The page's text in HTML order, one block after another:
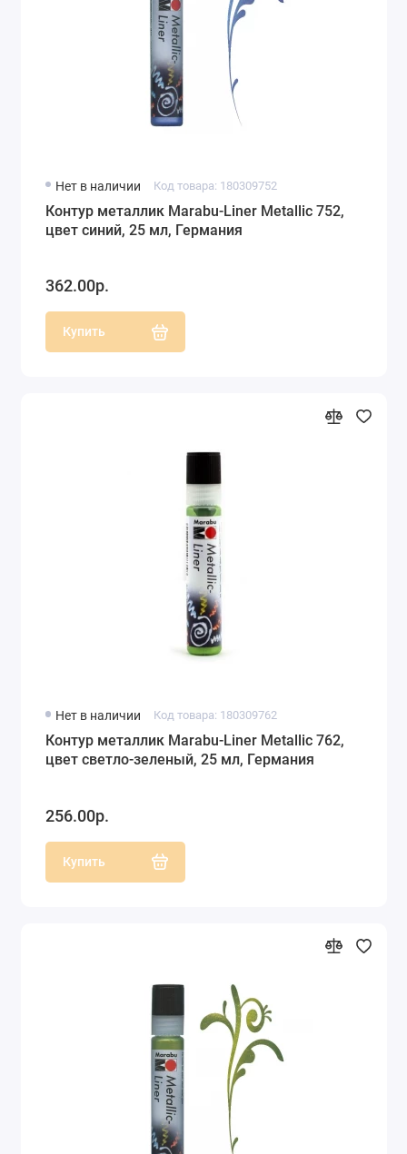
Нет в наличии Код товара: 180309752
Контур металлик Marabu-Liner Metallic 752,
цвет синий, 25 мл, Германия
362.00р.
Купить
Нет в наличии Код товара: 180309762
Контур металлик Marabu-Liner Metallic 762,
цвет светло-зеленый, 25 мл, Германия
256.00р.
Купить